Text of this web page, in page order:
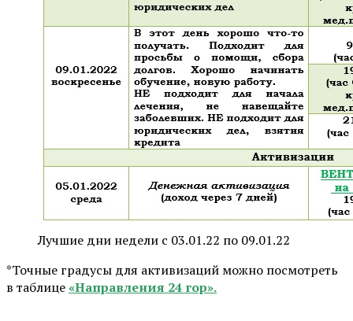
Лучшие дни недели с 03.01.22 по 09.01.22
*Точные градусы для активизаций можно посмотреть
в таблице«Направления 24 гор».